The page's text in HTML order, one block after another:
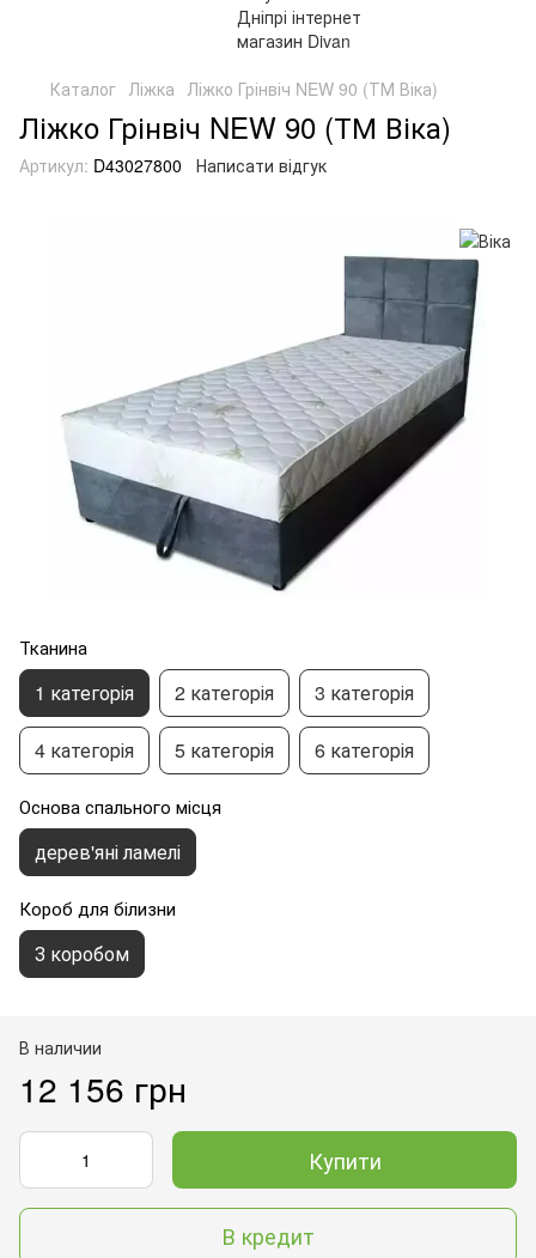
Каталог Ліжка Ліжко Грінвіч NEW 90 (ТМ Віка)
Ліжко Грінвіч NEW 90 (ТМ Віка)
Артикул: D43027800 Написати відгук
Тканина
1 категорія 2 категорія 3 категорія
4 категорія 5 категорія 6 категорія
Основа спального місця
дерев'яні ламелі
Короб для білизни
З коробом
В наличии
12 156 грн
Купити
В кредит